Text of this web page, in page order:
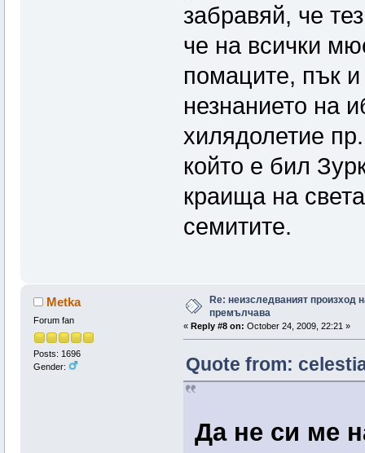
забравяй, че
че на всички
помаците, пък
незнанието на
хилядолетие
който е бил
краища на
семитите.
Metka
Forum fan
Posts: 1696
Gender:
Re: неизследваният произход
премълчава
« Reply #8 on: October 24, 2009, 22:21 »
Quote from:
Да не си ме